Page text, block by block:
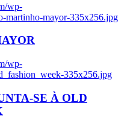
wp-
martinho-mayor-335x256.jpg
wp-
335x256.jpg
SE À OLD